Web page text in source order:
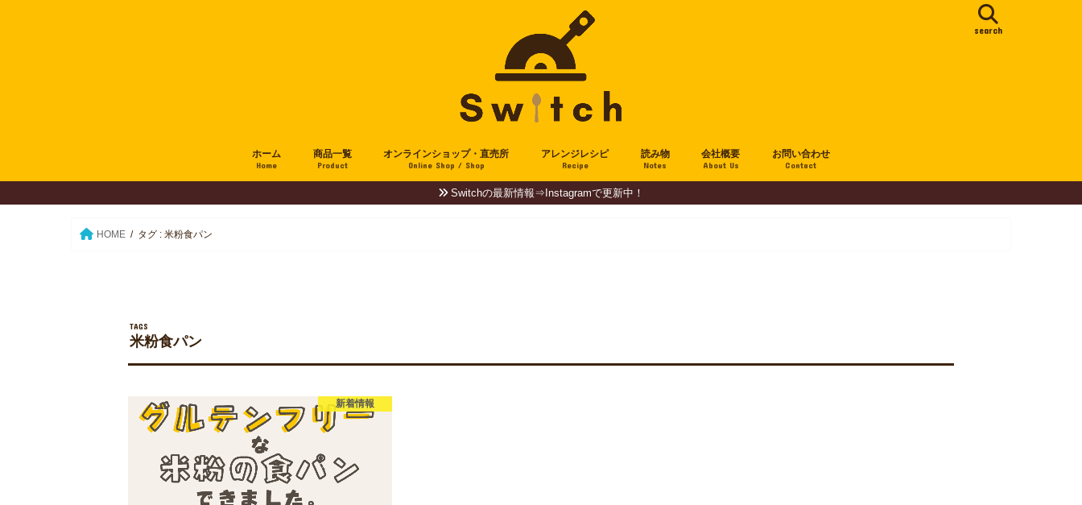
search
ホーム
Home
商品一覧
Product
オンラインショップ・直売所
Online Shop / Shop
アレンジレシピ
Recipe
読み物
Notes
会社概要
About Us
お問い合わせ
Contact
Switchの最新情報⇒Instagramで更新中！
HOME タグ : 米粉食パン
米粉食パン
新着情報